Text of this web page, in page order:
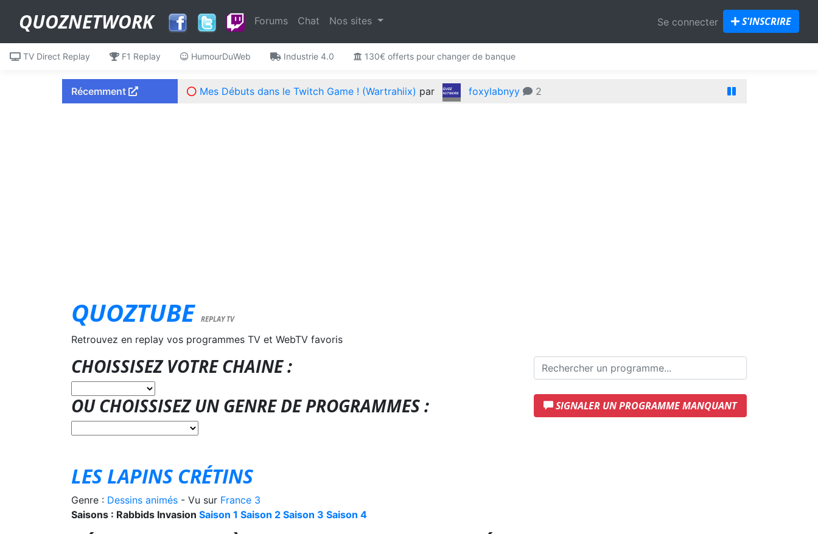
QUOZNETWORK Forums Chat Nos sites Se connecter S'INSCRIRE
TV Direct Replay F1 Replay HumourDuWeb Industrie 4.0 130€ offerts pour changer de banque
Récemment Mes Débuts dans le Twitch Game ! (Wartrahiix) par foxylabnyy 2
QUOZTUBE REPLAY TV
Retrouvez en replay vos programmes TV et WebTV favoris
CHOISSISEZ VOTRE CHAINE :
OU CHOISSISEZ UN GENRE DE PROGRAMMES :
SIGNALER UN PROGRAMME MANQUANT
LES LAPINS CRÉTINS
Genre : Dessins animés - Vu sur France 3
Saisons : Rabbids Invasion Saison 1 Saison 2 Saison 3 Saison 4